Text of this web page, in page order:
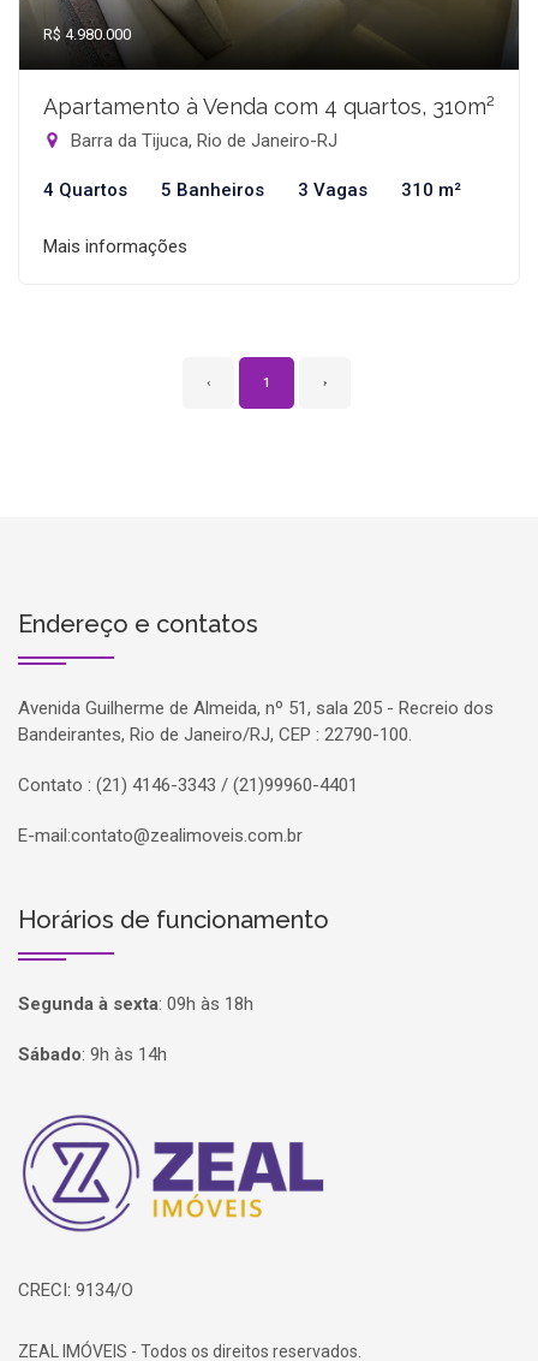
R$ 4.980.000
Apartamento à Venda com 4 quartos, 310m²
Barra da Tijuca, Rio de Janeiro-RJ
4 Quartos 5 Banheiros 3 Vagas 310 m²
Mais informações
‹ 1 ›
Endereço e contatos
Avenida Guilherme de Almeida, nº 51, sala 205 - Recreio dos
Bandeirantes, Rio de Janeiro/RJ, CEP : 22790-100.
Contato : (21) 4146-3343 / (21)99960-4401
E-mail:contato@zealimoveis.com.br
Horários de funcionamento
Segunda à sexta: 09h às 18h
Sábado: 9h às 14h
Página inicial
CRECI: 9134/O
ZEAL IMÓVEIS - Todos os direitos reservados.